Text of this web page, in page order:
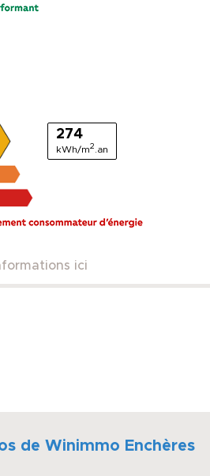
274
kWh/m2 .an
ici
de Winimmo Enchères